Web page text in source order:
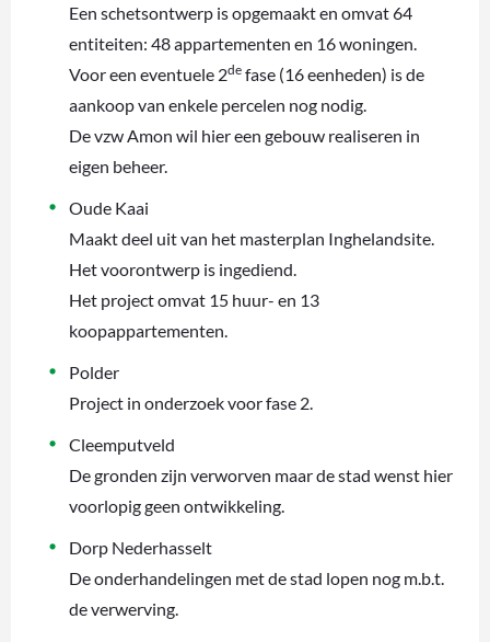
Een schetsontwerp is opgemaakt en omvat 64
entiteiten: 48 appartementen en 16 woningen.
Voor een eventuele 2de fase (16 eenheden) is de
aankoop van enkele percelen nog nodig.
De vzw Amon wil hier een gebouw realiseren in
eigen beheer.
Oude Kaai
Maakt deel uit van het masterplan Inghelandsite.
Het voorontwerp is ingediend.
Het project omvat 15 huur- en 13
koopappartementen.
Polder
Project in onderzoek voor fase 2.
Cleemputveld
De gronden zijn verworven maar de stad wenst hier
voorlopig geen ontwikkeling.
Dorp Nederhasselt
De onderhandelingen met de stad lopen nog m.b.t.
de verwerving.